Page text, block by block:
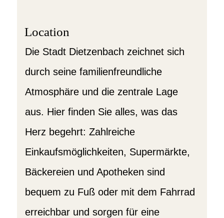
Location
Die Stadt Dietzenbach zeichnet sich
durch seine familienfreundliche
Atmosphäre und die zentrale Lage
aus. Hier finden Sie alles, was das
Herz begehrt: Zahlreiche
Einkaufsmöglichkeiten, Supermärkte,
Bäckereien und Apotheken sind
bequem zu Fuß oder mit dem Fahrrad
erreichbar und sorgen für eine